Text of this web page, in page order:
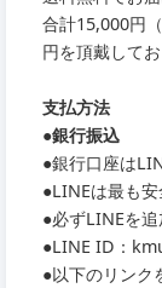
合計15,000円
円を頂戴してお
支払方法
●銀行振込
●銀行口座は
●LINEは最も安
●必ずLINEを追
●LINE ID：
●以下のリンク